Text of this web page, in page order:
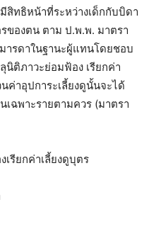
ทธิหน้าที่ระหว่างเด็กกับบิดา
ของตน ตาม ป.พ.พ. มาตรา
ารดาในฐานะผู้แทนโดยชอบ
นิติภาวะย่อมฟ้อง เรียกค่า
ค่าอุปการะเลี้ยงดูนั้นจะได้
เฉพาะรายตามควร (มาตรา
รียกค่าเลี้ยงดูบุตร